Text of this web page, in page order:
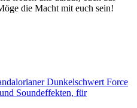
die Macht mit euch sein!